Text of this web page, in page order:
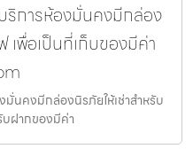
ริการห้องมั่นคงมีกล่อง
เพื่อเป็นที่เก็บของมีค่า
มั่นคงมีกล่องนิรภัยให้เช่าสำหรับ
บฝากของมีค่า